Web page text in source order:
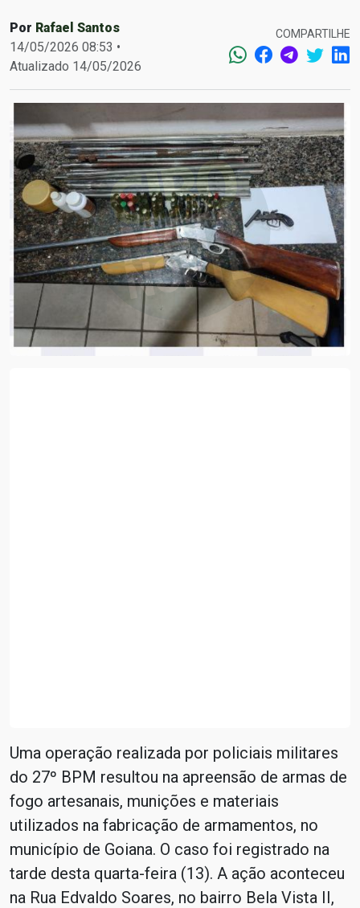
Por Rafael Santos
14/05/2026 08:53 •
Atualizado 14/05/2026
COMPARTILHE
Uma operação realizada por policiais militares
do 27º BPM resultou na apreensão de armas de
fogo artesanais, munições e materiais
utilizados na fabricação de armamentos, no
município de Goiana. O caso foi registrado na
tarde desta quarta-feira (13). A ação aconteceu
na Rua Edvaldo Soares, no bairro Bela Vista II,